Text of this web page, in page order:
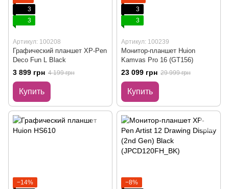
3
3
Артикул: 100208
Графический планшет XP-Pen
Deco Fun L Black
3 899 грн 4 199 грн
Купить
3
3
Артикул: 100239
Монитор-планшет Huion
Kamvas Pro 16 (GT156)
23 099 грн 29 999 грн
Купить
−14%
−8%